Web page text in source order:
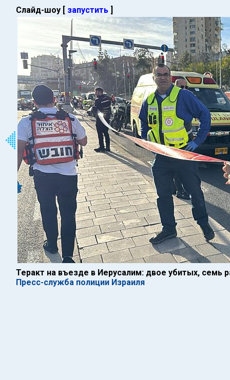
Слайд-шоу [ запустить ]
Теракт на въезде в Иерусалим: двое убитых, семь
Пресс-служба полиции Израиля